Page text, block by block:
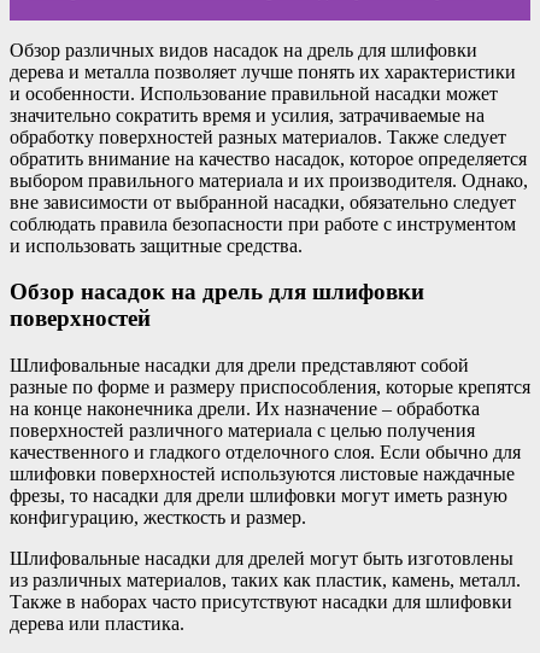
Обзор различных видов насадок на дрель для шлифовки
дерева и металла позволяет лучше понять их характеристики
и особенности. Использование правильной насадки может
значительно сократить время и усилия, затрачиваемые на
обработку поверхностей разных материалов. Также следует
обратить внимание на качество насадок, которое определяется
выбором правильного материала и их производителя. Однако,
вне зависимости от выбранной насадки, обязательно следует
соблюдать правила безопасности при работе с инструментом
и использовать защитные средства.
Обзор насадок на дрель для шлифовки
поверхностей
Шлифовальные насадки для дрели представляют собой
разные по форме и размеру приспособления, которые крепятся
на конце наконечника дрели. Их назначение – обработка
поверхностей различного материала с целью получения
качественного и гладкого отделочного слоя. Если обычно для
шлифовки поверхностей используются листовые наждачные
фрезы, то насадки для дрели шлифовки могут иметь разную
конфигурацию, жесткость и размер.
Шлифовальные насадки для дрелей могут быть изготовлены
из различных материалов, таких как пластик, камень, металл.
Также в наборах часто присутствуют насадки для шлифовки
дерева или пластика.